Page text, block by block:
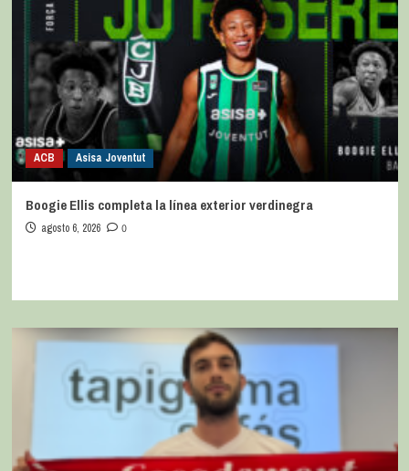
ACB Asisa Joventut
Boogie Ellis completa la línea exterior verdinegra
agosto 6, 2026 0